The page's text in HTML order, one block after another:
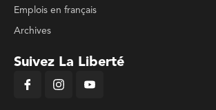
Emplois en français
Archives
Suivez La Liberté